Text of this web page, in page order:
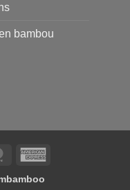
bambou
MasterCard